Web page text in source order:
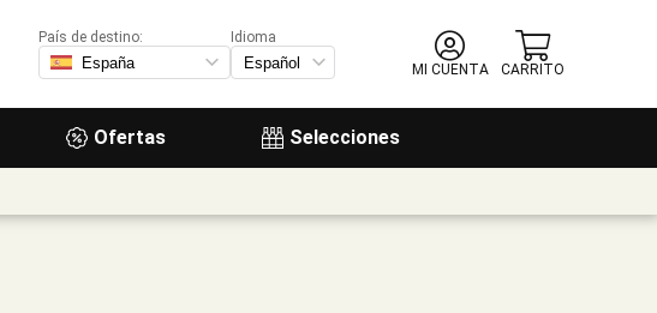
Ofertas Selecciones
País de destino:
Idioma
MI CUENTA
CARRITO